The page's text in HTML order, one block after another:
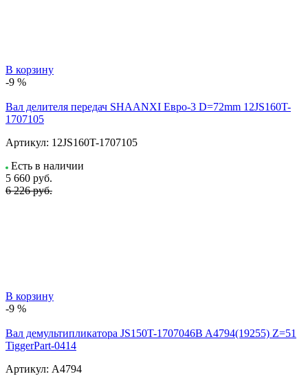
В корзину
-9 %
Вал делителя передач SHAANXI Евро-3 D=72mm 12JS160T-
1707105
Артикул: 12JS160T-1707105
Есть в наличии
5 660 руб.
6 226 руб.
В корзину
-9 %
Вал демультипликатора JS150T-1707046B A4794(19255) Z=51
TiggerPart-0414
Артикул: A4794